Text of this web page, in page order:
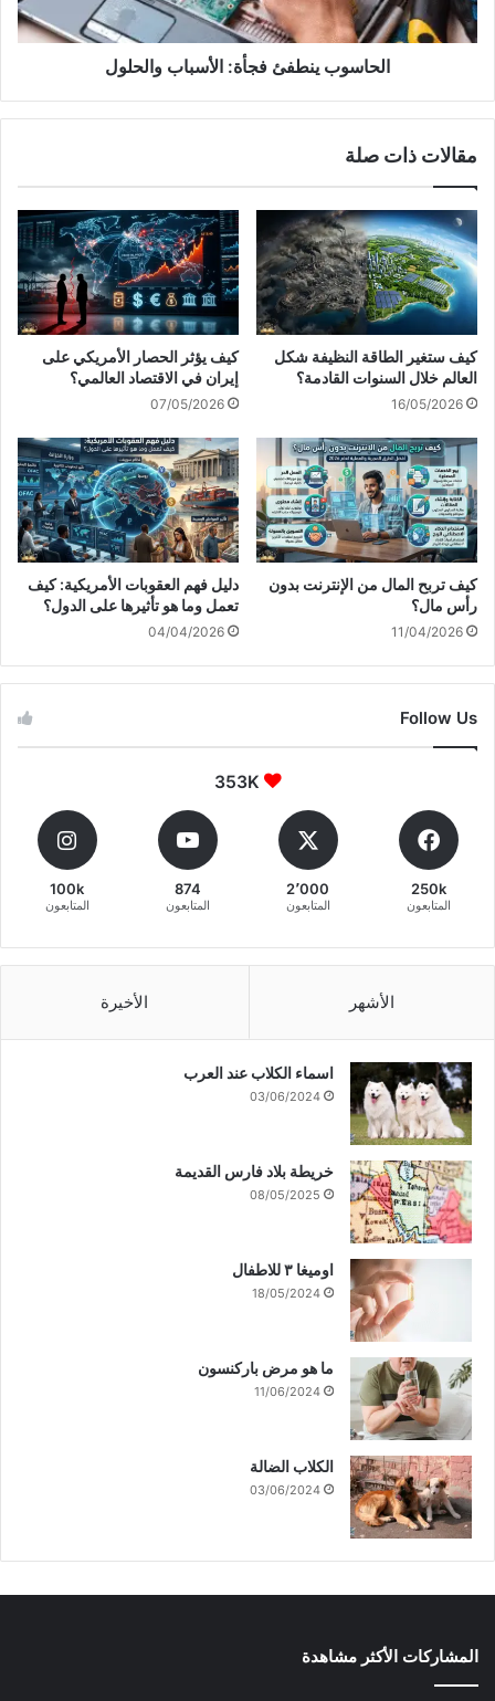
الحاسوب ينطفئ فجأة: الأسباب والحلول
مقالات ذات صلة
كيف ستغير الطاقة النظيفة شكل
العالم خلال السنوات القادمة؟
16/05/2026
كيف يؤثر الحصار الأمريكي على
إيران في الاقتصاد العالمي؟
07/05/2026
كيف تربح المال من الإنترنت بدون
رأس مال؟
11/04/2026
دليل فهم العقوبات الأمريكية: كيف
تعمل وما هو تأثيرها على الدول؟
04/04/2026
Follow Us
353K
250k
المتابعون
2٬000
المتابعون
874
المتابعون
100k
المتابعون
الأشهر الأخيرة
اسماء الكلاب عند العرب
03/06/2024
خريطة بلاد فارس القديمة
08/05/2025
اوميغا ٣ للاطفال
18/05/2024
ما هو مرض باركنسون
11/06/2024
الكلاب الضالة
03/06/2024
المشاركات الأكثر مشاهدة